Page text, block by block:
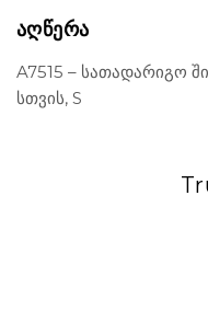
ᲐᲦᲬᲔᲠᲐ
A7515 – სათადარიგო
სთვის, S